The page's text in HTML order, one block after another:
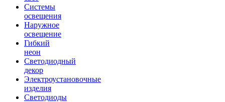
Системы
освещения
Наружное
освещение
Гибкий
неон
Светодиодный
декор
Электроустановочные
изделия
Светодиоды